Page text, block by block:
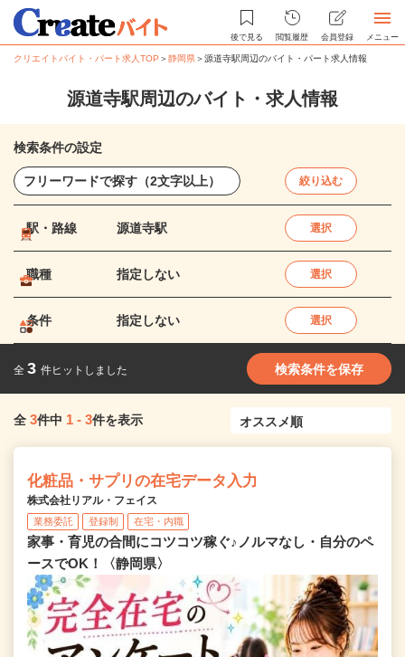
後で見る 閲覧履歴 会員登録 メニュー
クリエイトバイト・パート求人TOP ＞静岡県＞源道寺駅周辺のバイト・パート求人情報
源道寺駅周辺のバイト・求人情報
検索条件の設定
絞り込む
駅・路線 源道寺駅 選択
職種 指定しない 選択
条件 指定しない 選択
全 3 件ヒットしました 検索条件を保存
全 3件中 1 - 3件を表示
化粧品・サプリの在宅データ入力
株式会社リアル・フェイス
業務委託 登録制 在宅・内職
家事・育児の合間にコツコツ稼ぐ♪ノルマなし・自分のペ
ースでOK！〈静岡県〉